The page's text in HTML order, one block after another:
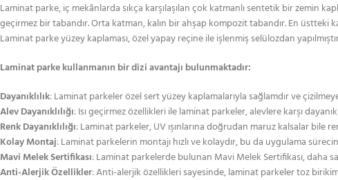
Laminat parke, iç mekânlarda sıkça karşılaşılan çok katmanlı sentetik bir zemin
geçirmez bir tabandır. Orta katman, kalın bir ahşap kompozit tabandır. En
Laminat parke yüzey kaplaması, özel yapay reçine ile işlenmiş selülozdan
Laminat parke kullanmanın bir dizi avantajı bulunmaktadır:
Dayanıklılık: Laminat parkeler özel sert yüzey kaplamalarıyla sağlamdır ve çizilmeye
Alev Dayanıklılığı: Isı geçirmez özellikleri ile laminat parkeler, alevlere karşı
Renk Dayanıklılığı: Laminat parkeler, UV ışınlarına doğrudan maruz kalsalar
Kolay Montaj: Laminat parkelerin montajı hızlı ve kolaydır, bu da uygulama
Mavi Melek Sertifikası: Laminat parkelerde bulunan Mavi Melek Sertifikası, daha
Anti-Alerjik Özellikler: Anti-alerjik özellikleri sayesinde, laminat parkeler toz